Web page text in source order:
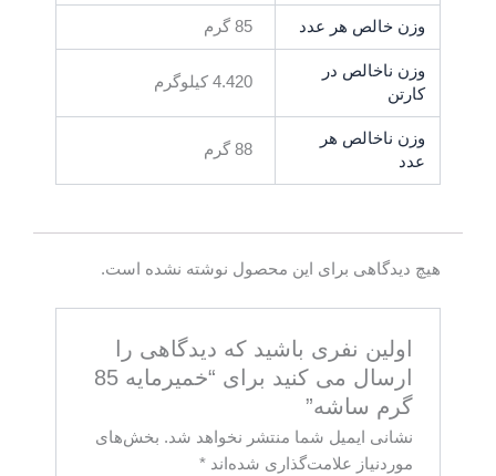
وزن خالص هر عدد 85 گرم
وزن ناخالص در
کارتن
4.420 کیلوگرم
وزن ناخالص هر
عدد
88 گرم
هیچ دیدگاهی برای این محصول نوشته نشده است.
اولین نفری باشید که دیدگاهی را
ارسال می کنید برای “خمیرمایه 85
گرم ساشه”
نشانی ایمیل شما منتشر نخواهد شد. بخش‌های
موردنیاز علامت‌گذاری شده‌اند*